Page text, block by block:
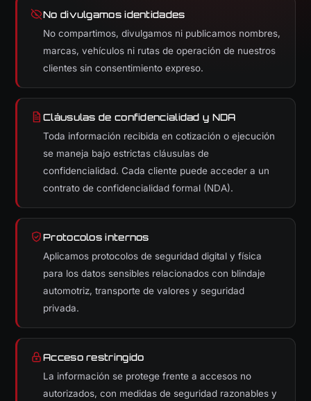
No divulgamos identidades
No compartimos, divulgamos ni publicamos nombres,
marcas, vehículos ni rutas de operación de nuestros
clientes sin consentimiento expreso.
Cláusulas de confidencialidad y NDA
Toda información recibida en cotización o ejecución
se maneja bajo estrictas cláusulas de
confidencialidad. Cada cliente puede acceder a un
contrato de confidencialidad formal (NDA).
Protocolos internos
Aplicamos protocolos de seguridad digital y física
para los datos sensibles relacionados con blindaje
automotriz, transporte de valores y seguridad
privada.
Acceso restringido
La información se protege frente a accesos no
autorizados, con medidas de seguridad razonables y